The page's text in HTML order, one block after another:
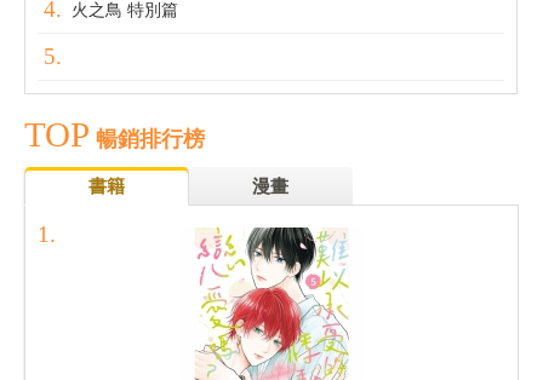
火之鳥 特別篇
TOP 暢銷排行榜
書籍 漫畫